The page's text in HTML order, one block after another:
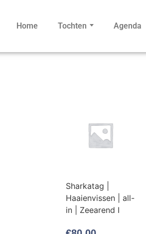
Home Tochten Agenda
Sharkatag |
Haaienvissen | all-
in | Zeearend I